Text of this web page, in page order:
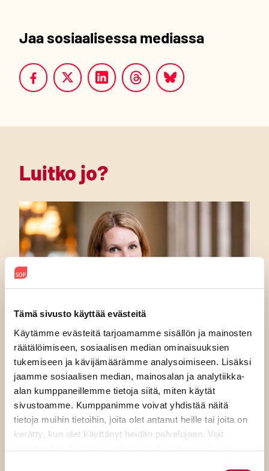
Tämä sivusto käyttää evästeitä
Käytämme evästeitä tarjoamamme sisällön ja mainosten
räätälöimiseen, sosiaalisen median ominaisuuksien
tukemiseen ja kävijämäärämme analysoimiseen. Lisäksi
jaamme sosiaalisen median, mainosalan ja analytiikka-
alan kumppaneillemme tietoja siitä, miten käytät
sivustoamme. Kumppanimme voivat yhdistää näitä
tietoja muihin tietoihin, joita olet antanut heille tai joita on
kerätty, kun olet käyttänyt heidän palvelujaan. Voit
Jaa sosiaalisessa mediassa
Luitko jo?
7.8.2026
SDP:n Piritta Rantanen:
Sikaruton torjunnassa